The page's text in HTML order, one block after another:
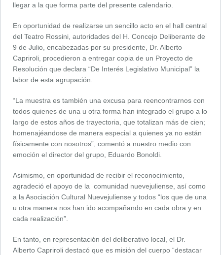
llegar a la que forma parte del presente calendario.
En oportunidad de realizarse un sencillo acto en el hall central
del Teatro Rossini, autoridades del H. Concejo Deliberante de
9 de Julio, encabezadas por su presidente, Dr. Alberto
Capriroli, procedieron a entregar copia de un Proyecto de
Resolución que declara “De Interés Legislativo Municipal” la
labor de esta agrupación.
“La muestra es también una excusa para reencontrarnos con
todos quienes de una u otra forma han integrado el grupo a lo
largo de estos años de trayectoria, que totalizan más de cien;
homenajéandose de manera especial a quienes ya no están
físicamente con nosotros”, comentó a nuestro medio con
emoción el director del grupo, Eduardo Bonoldi.
Asimismo, en oportunidad de recibir el reconocimiento,
agradeció el apoyo de la comunidad nuevejuliense, así como
a la Asociación Cultural Nuevejuliense y todos “los que de una
u otra manera nos han ido acompañando en cada obra y en
cada realización”.
En tanto, en representación del deliberativo local, el Dr.
Alberto Capriroli destacó que es misión del cuerpo “destacar